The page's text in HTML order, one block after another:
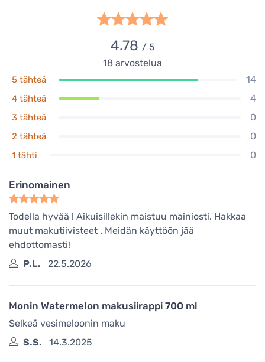
4.78 / 5
18 arvostelua
5 tähteä 14
4 tähteä 4
3 tähteä 0
2 tähteä 0
1 tähti 0
Erinomainen
Todella hyvää ! Aikuisillekin maistuu mainiosti. Hakkaa
muut makutiivisteet . Meidän käyttöön jää
ehdottomasti!
P.L.
22.5.2026
Monin Watermelon makusiirappi 700 ml
Selkeä vesimeloonin maku
S.S.
14.3.2025